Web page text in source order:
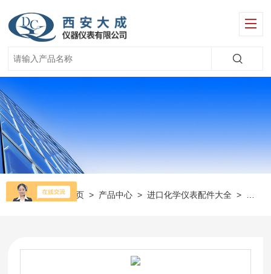
当前位置： 首页 > 产品中心 >进口化学仪表配件大全 >